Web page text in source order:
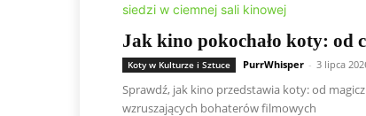
Jak kino pokochało koty: od
Koty w Kulturze i Sztuce PurrWhisper - 3 lipca
Sprawdź, jak kino przedstawia koty: od
wzruszających bohaterów filmowych